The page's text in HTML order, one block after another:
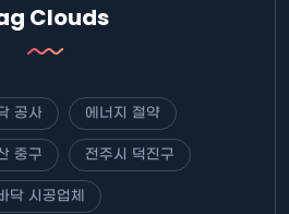
Clouds
공사 에너지 절약
중구 전주시 덕진구
닥 시공업체